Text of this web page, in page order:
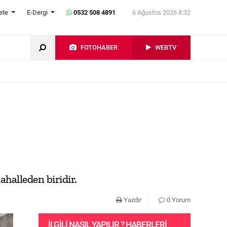
E-Dergi 0532 508 4891 6 Ağustos 2026 8:32
FOTOHABER WEBTV
biridir.
Yazdır 0 Yorum
İLGILI NASIL YAPILIR ? HABERLERI